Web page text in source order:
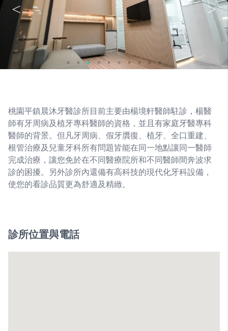
桃園平鎮晨沐牙醫診所目前主要由楊境軒醫師駐診，楊醫
師有牙周病及植牙專科醫師的資格，並且有家庭牙醫專科
醫師的背景。但凡牙周病、假牙贋復、植牙、全口重建、
根管治療及兒童牙科所有問題皆能在同一地點讓同一醫師
完成治療，讓您免於在不同醫療院所和不同醫師間奔波求
診的困擾。另外診所內還備有高科技的現代化牙科設備，
使您的看診品質更為舒適及精緻。
診所位置與電話